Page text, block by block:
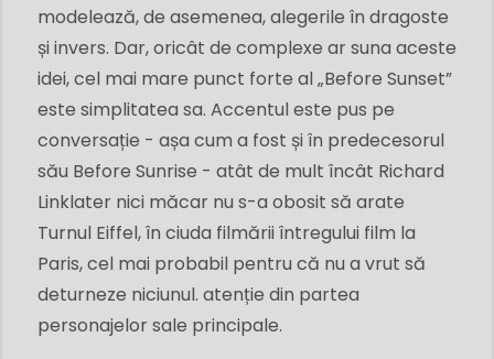
modelează, de asemenea, alegerile în dragoste
și invers. Dar, oricât de complexe ar suna aceste
idei, cel mai mare punct forte al „Before Sunset”
este simplitatea sa. Accentul este pus pe
conversație - așa cum a fost și în predecesorul
său Before Sunrise - atât de mult încât Richard
Linklater nici măcar nu s-a obosit să arate
Turnul Eiffel, în ciuda filmării întregului film la
Paris, cel mai probabil pentru că nu a vrut să
deturneze niciunul. atenție din partea
personajelor sale principale.